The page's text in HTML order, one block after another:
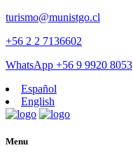
turismo@munistgo.cl
+56 2 2 7136602
WhatsApp +56 9 9920 8053
Español
English
Menu